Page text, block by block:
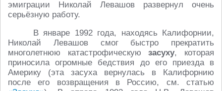
эмиграции Николай Левашов развернул очень
серьёзную работу.
В январе 1992 года, находясь Калифорнии,
Николай Левашов смог быстро прекратить
многолетнюю катастрофическуюзасуху, которая
приносила огромные бедствия до его приезда в
Америку (эта засуха вернулась в Калифорнию
после его возвращения в Россию, см. статью